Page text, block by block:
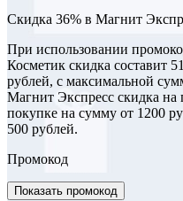
Скидка 36% в Магнит
При использовании
Косметик скидка составит
рублей, с максимальной
Магнит Экспресс скидка на
покупке на сумму от 1200
500 рублей.
Промокод
Показать промокод